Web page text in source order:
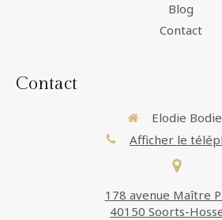
Blog
Contact
Contact
Elodie
Afficher le
178 avenue Maître
40150 Soorts-